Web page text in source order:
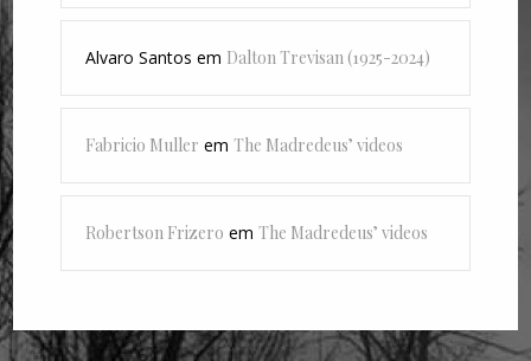
Alvaro Santos em Dalton Trevisan (1925-2024)
Fabricio Muller emThe Madredeus’ videos
Robertson Frizero emThe Madredeus’ videos